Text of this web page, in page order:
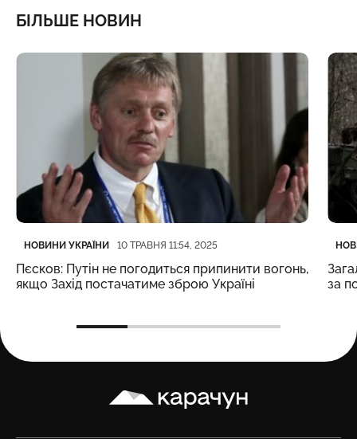
БІЛЬШЕ НОВИН
Категорія
НОВИНИ УКРАЇНИ
Дата публікації 10 ТРАВНЯ 11:54, 2025
Пєсков: Путін не погодиться припинити вогонь,
якщо Захід постачатиме зброю Україні
за
Карачун